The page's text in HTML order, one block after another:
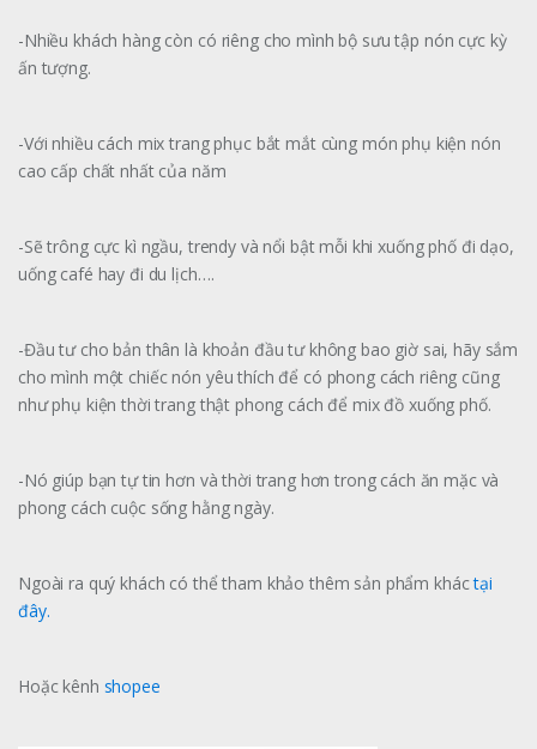
-Nhiều khách hàng còn có riêng cho mình bộ sưu tập nón cực kỳ
ấn tượng.
-Với nhiều cách mix trang phục bắt mắt cùng món phụ kiện nón
cao cấp chất nhất của năm
-Sẽ trông cực kì ngầu, trendy và nổi bật mỗi khi xuống phố đi dạo,
uống café hay đi du lịch….
-Đầu tư cho bản thân là khoản đầu tư không bao giờ sai, hãy sắm
cho mình một chiếc nón yêu thích để có phong cách riêng cũng
như phụ kiện thời trang thật phong cách để mix đồ xuống phố.
-Nó giúp bạn tự tin hơn và thời trang hơn trong cách ăn mặc và
phong cách cuộc sống hằng ngày.
Ngoài ra quý khách có thể tham khảo thêm sản phẩm kháctại
đây.
Hoặc kênh shopee